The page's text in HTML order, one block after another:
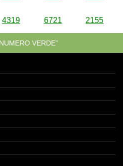
4319 6721 2155
VERDE”